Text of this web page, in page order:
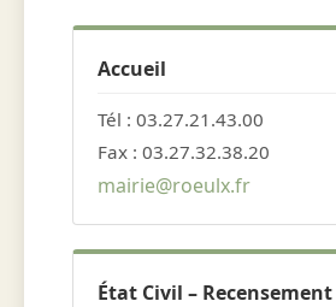
Accueil
Tél : 03.27.21.43.00
Fax : 03.27.32.38.20
mairie@roeulx.fr
État Civil – Recensement